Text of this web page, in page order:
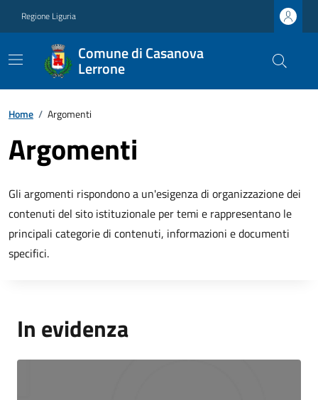
Regione Liguria
Comune di Casanova
Lerrone
Home / Argomenti
Argomenti
Gli argomenti rispondono a un'esigenza di organizzazione dei
contenuti del sito istituzionale per temi e rappresentano le
principali categorie di contenuti, informazioni e documenti
specifici.
In evidenza